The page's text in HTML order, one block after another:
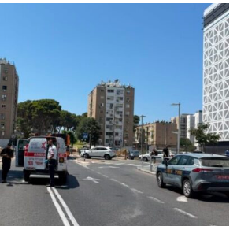
גם בחום הכבד: לא מוותרים על הדמוקרטיה